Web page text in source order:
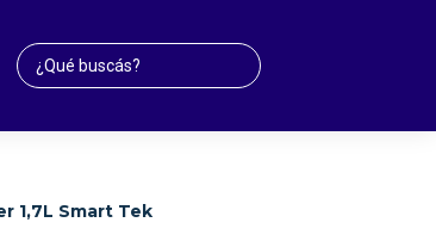
1,7L Smart Tek